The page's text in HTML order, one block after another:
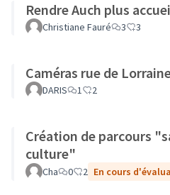
Rendre Auch plus
Christiane Fauré 3 3
Caméras rue de
DARIS 1 2
Création de parcours
culture"
Cha 0 2 En cours